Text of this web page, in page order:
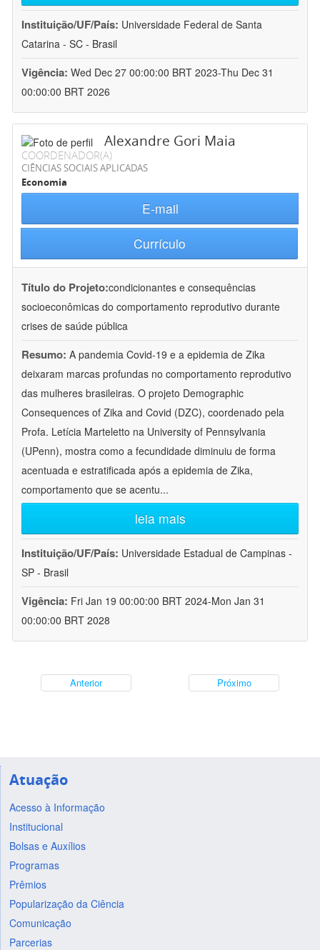
Instituição/UF/País: Universidade Federal de Santa
Catarina - SC - Brasil
Vigência: Wed Dec 27 00:00:00 BRT 2023-Thu Dec 31
00:00:00 BRT 2026
Alexandre Gori Maia
COORDENADOR(A)
CIÊNCIAS SOCIAIS APLICADAS
Economia
E-mail
Currículo
Título do Projeto:condicionantes e consequências
socioeconômicas do comportamento reprodutivo durante
crises de saúde pública
Resumo: A pandemia Covid-19 e a epidemia de Zika
deixaram marcas profundas no comportamento reprodutivo
das mulheres brasileiras. O projeto Demographic
Consequences of Zika and Covid (DZC), coordenado pela
Profa. Letícia Marteletto na University of Pennsylvania
(UPenn), mostra como a fecundidade diminuiu de forma
acentuada e estratificada após a epidemia de Zika,
comportamento que se acentu...
leia mais
Instituição/UF/País: Universidade Estadual de Campinas -
SP - Brasil
Vigência: Fri Jan 19 00:00:00 BRT 2024-Mon Jan 31
00:00:00 BRT 2028
Anterior Próximo
Atuação
Acesso à Informação
Institucional
Bolsas e Auxílios
Programas
Prêmios
Popularização da Ciência
Comunicação
Parcerias